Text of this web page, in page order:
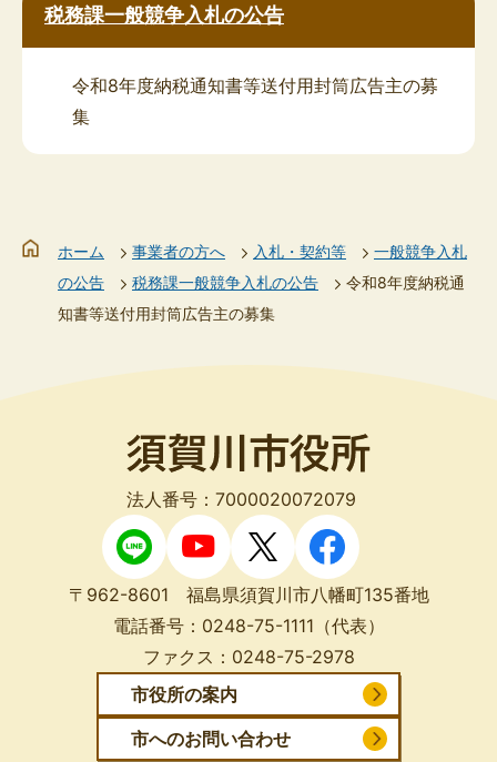
税務課一般競争入札の公告
令和8年度納税通知書等送付用封筒広告主の募
集
ホーム 事業者の方へ 入札・契約等
一般競争入札
の公告
税務課一般競争入札の公告
令和8年度納税通
知書等送付用封筒広告主の募集
法人番号：7000020072079
〒962-8601 福島県須賀川市八幡町135番地
電話番号： 0248-75-1111 （代表）
ファクス： 0248-75-2978
市役所の案内
市へのお問い合わせ